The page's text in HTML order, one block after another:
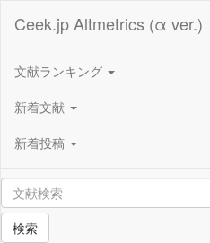
Ceek.jp Altmetrics (α ver.)
文献ランキング
新着文献
新着投稿
検索